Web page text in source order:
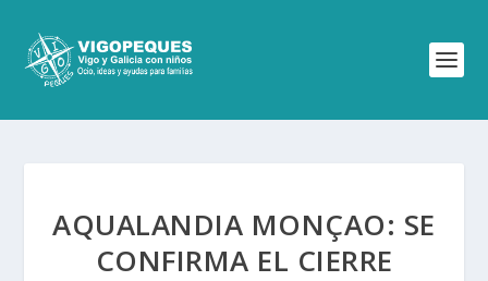
AQUALANDIA MONÇAO: SE
CONFIRMA EL CIERRE